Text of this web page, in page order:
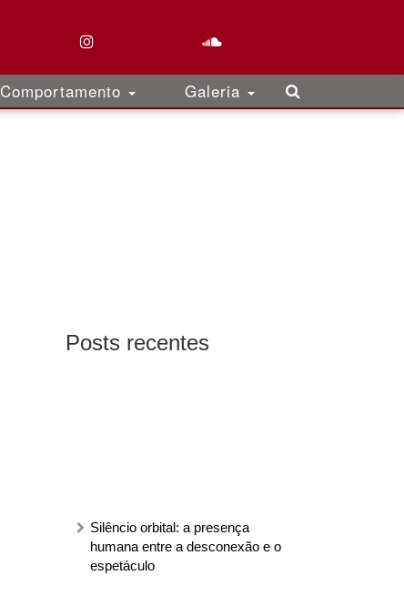
Comportamento Galeria
Posts recentes
Silêncio orbital: a presença
humana entre a desconexão e o
espetáculo